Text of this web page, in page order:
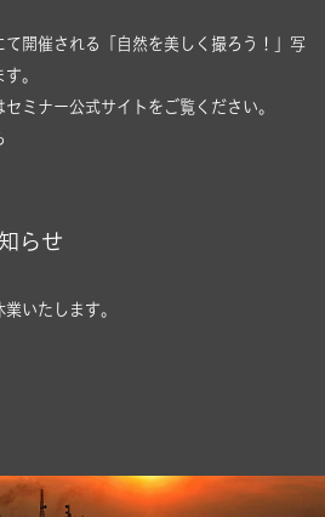
開催される「自然を美しく撮ろう！」写
。
ミナー公式サイトをご覧ください。
らせ
いたします。